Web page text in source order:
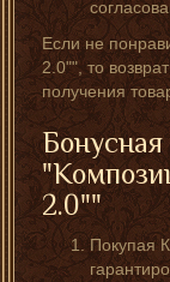
Если не
2.0"", то
получения
2.0""
Покупая